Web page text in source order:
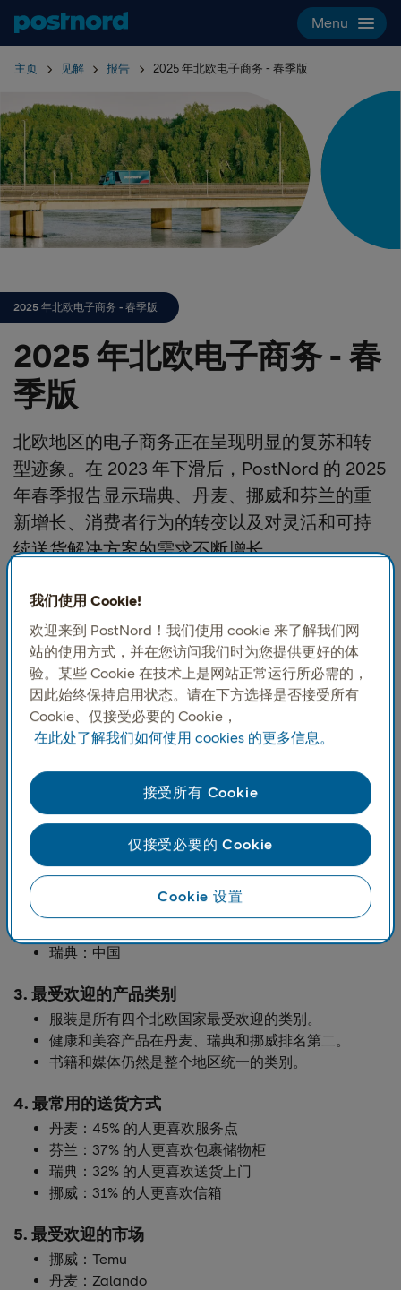
Hoppa över navigering och sök
Menu
主页 见解 报告 2025 年北欧电子商务 - 春季版
2025 年北欧电子商务 - 春季版
2025 年北欧电子商务 - 春
季版
北欧地区的电子商务正在呈现明显的复苏和转
型迹象。在 2023 年下滑后，PostNord 的 2025
年春季报告显示瑞典、丹麦、挪威和芬兰的重
新增长、消费者行为的转变以及对灵活和可持
续送货解决方案的需求不断增长。
该报告的主要亮点包括：
1. 一般市场趋势
在过去一年内，73% 的人从国外进行了网上购物
48% 的人每月从国外进行网上购物
62% 的客户支付了最后一次送货费用
77% 的人表示，选择提货地点的可能性是在选择购物
10 名消费者中有 8 名在从网上购物时受到可持续发展
因素的影响
2. 最受欢迎的跨境购物目的地
瑞典：中国
3. 最受欢迎的产品类别
服装是所有四个北欧国家最受欢迎的类别。
健康和美容产品在丹麦、瑞典和挪威排名第二。
书籍和媒体仍然是整个地区统一的类别。
4. 最常用的送货方式
丹麦：45% 的人更喜欢服务点
芬兰：37% 的人更喜欢包裹储物柜
瑞典：32% 的人更喜欢送货上门
挪威：31% 的人更喜欢信箱
5. 最受欢迎的市场
挪威：Temu
丹麦：Zalando
我们使用 Cookie!
欢迎来到 PostNord！我们使用 cookie 来了解我们网
站的使用方式，并在您访问我们时为您提供更好的体
验。某些 Cookie 在技术上是网站正常运行所必需的，
因此始终保持启用状态。请在下方选择是否接受所有
Cookie、仅接受必要的 Cookie，
在此处了解我们如何使用 cookies 的更多信息。
Cookie 设置
仅接受必要的 Cookie
接受所有 Cookie